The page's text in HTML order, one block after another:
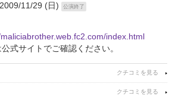
11/29 (日)
公演終了
index.html
式サイトでご確認ください。